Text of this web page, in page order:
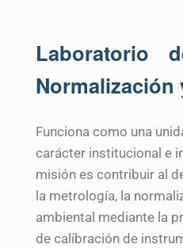
Laboratorio
Normalización
Funciona como una
carácter institucional e
misión es contribuir al
la metrología, la
ambiental mediante la
de calibración de